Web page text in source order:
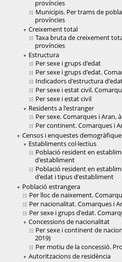
províncies
Municipis. Per trams de
províncies
Creixement total
Taxa bruta de creixement
províncies
Estructura
Per sexe i grups d'edat
Per sexe i grups d'edat.
Indicadors d'estructura
Per sexe i estat civil.
Per sexe i estat civil
Residents a l'estranger
Per sexe. Comarques i Aran,
Per continent. Comarques i
Censos i enquestes
Establiments col·lectius
Població resident en
d'establiment
Població resident en
d'edat i tipus d'establiment
Població estrangera
Per lloc de naixement.
Per nacionalitat. Comarques i
Per sexe i grups d'edat.
Concessions de nacionalitat
Per sexe i continent de
2019)
Per motiu de la concessió.
Autoritzacions de residència